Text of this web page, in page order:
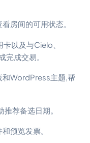
房间的可用状态。
以及与Cielo、
成交易。
WordPress主题,帮
荐备选日期。
预览发票。